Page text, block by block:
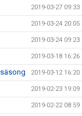
2019-03-27 09:33
2019-03-24 20:05
2019-03-24 09:23
2019-03-18 16:26
2019-03-12 16:20
2019-02-23 19:09
2019-02-22 08:59